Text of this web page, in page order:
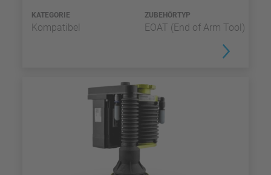
KATEGORIE
Kompatibel
ZUBEHÖRTYP
EOAT (End of Arm Tool)